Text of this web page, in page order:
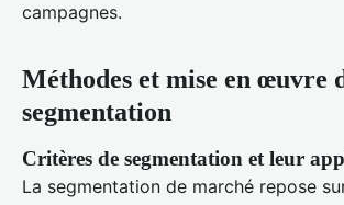
campagnes.
Méthodes et mise en œuvre
segmentation
Critères de segmentation et leur
La segmentation de marché repose